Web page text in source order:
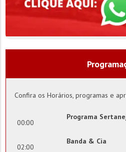
Confira os Horários, programas e
00:00
Programa
02:00
Banda & Cia